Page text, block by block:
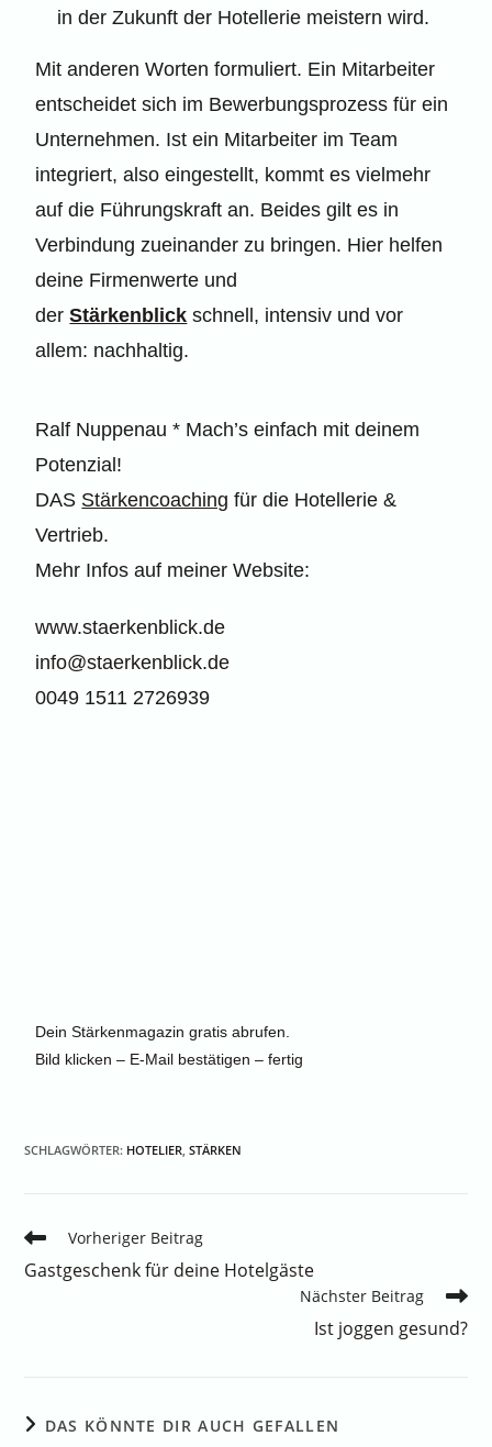
in der Zukunft der Hotellerie meistern wird.
Mit anderen Worten formuliert. Ein Mitarbeiter
entscheidet sich im Bewerbungsprozess für ein
Unternehmen. Ist ein Mitarbeiter im Team
integriert, also eingestellt, kommt es vielmehr
auf die Führungskraft an. Beides gilt es in
Verbindung zueinander zu bringen. Hier helfen
deine Firmenwerte und
derStärkenblick schnell, intensiv und vor
allem: nachhaltig.
Ralf Nuppenau * Mach’s einfach mit deinem
Potenzial!
DAS Stärkencoaching für die Hotellerie &
Vertrieb.
Mehr Infos auf meiner Website:
www.staerkenblick.de
info@staerkenblick.de
0049 1511 2726939
Dein Stärkenmagazin gratis abrufen.
Bild klicken – E-Mail bestätigen – fertig
SCHLAGWÖRTER: HOTELIER STÄRKEN
Vorheriger Beitrag
Gastgeschenk für deine Hotelgäste
Nächster Beitrag
Ist joggen gesund?
DAS KÖNNTE DIR AUCH GEFALLEN